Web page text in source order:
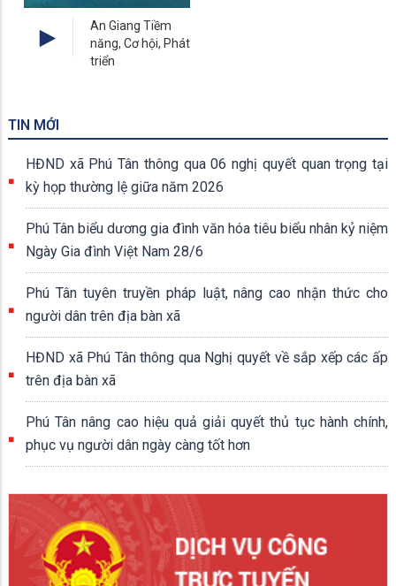
An Giang Tiềm
năng, Cơ hội, Phát
triển
TIN MỚI
HĐND xã Phú Tân thông qua 06 nghị quyết quan trọng tại
kỳ họp thường lệ giữa năm 2026
Phú Tân biểu dương gia đình văn hóa tiêu biểu nhân kỷ niệm
Ngày Gia đình Việt Nam 28/6
Phú Tân tuyên truyền pháp luật, nâng cao nhận thức cho
người dân trên địa bàn xã
HĐND xã Phú Tân thông qua Nghị quyết về sắp xếp các ấp
trên địa bàn xã
Phú Tân nâng cao hiệu quả giải quyết thủ tục hành chính,
phục vụ người dân ngày càng tốt hơn